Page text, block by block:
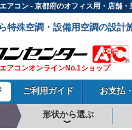
アコン - 京都府のオフィス用・店舗
特殊空調・設備用空調の設計
アコンオンラインNo.1ショップ
ご利用ガイド お支払
形状から選ぶ